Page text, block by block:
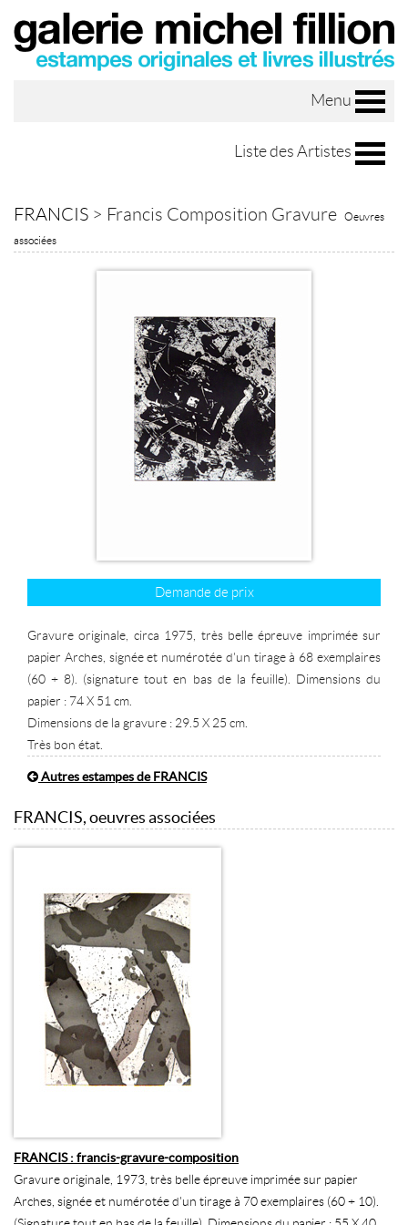
Menu
Liste des Artistes
FRANCIS > Francis Composition Gravure
Oeuvres
associées
Demande de prix
Gravure originale, circa 1975, très belle épreuve imprimée sur
papier Arches, signée et numérotée d'un tirage à 68 exemplaires
(60 + 8). (signature tout en bas de la feuille). Dimensions du
papier : 74 X 51 cm.
Dimensions de la gravure : 29.5 X 25 cm.
Très bon état.
Autres estampes de FRANCIS
FRANCIS, oeuvres associées
FRANCIS : francis-gravure-composition
Gravure originale, 1973, très belle épreuve imprimée sur papier
Arches, signée et numérotée d'un tirage à 70 exemplaires (60 + 10).